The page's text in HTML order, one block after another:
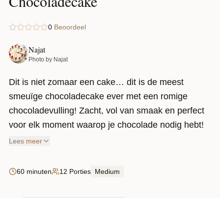
0 Beoordeel
Najat
Photo by Najat
Dit is niet zomaar een cake… dit is de meest
smeuïge chocoladecake ever met een romige
chocoladevulling! Zacht, vol van smaak en perfect
voor elk moment waarop je chocolade nodig hebt!
Lees meer
60 minuten 12 Porties Medium